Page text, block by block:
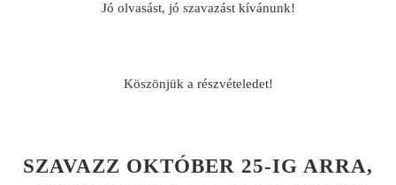
Jó olvasást, jó szavazást kívánunk!
Köszönjük a részvételedet!
SZAVAZZ OKTÓBER 25-IG ARRA,